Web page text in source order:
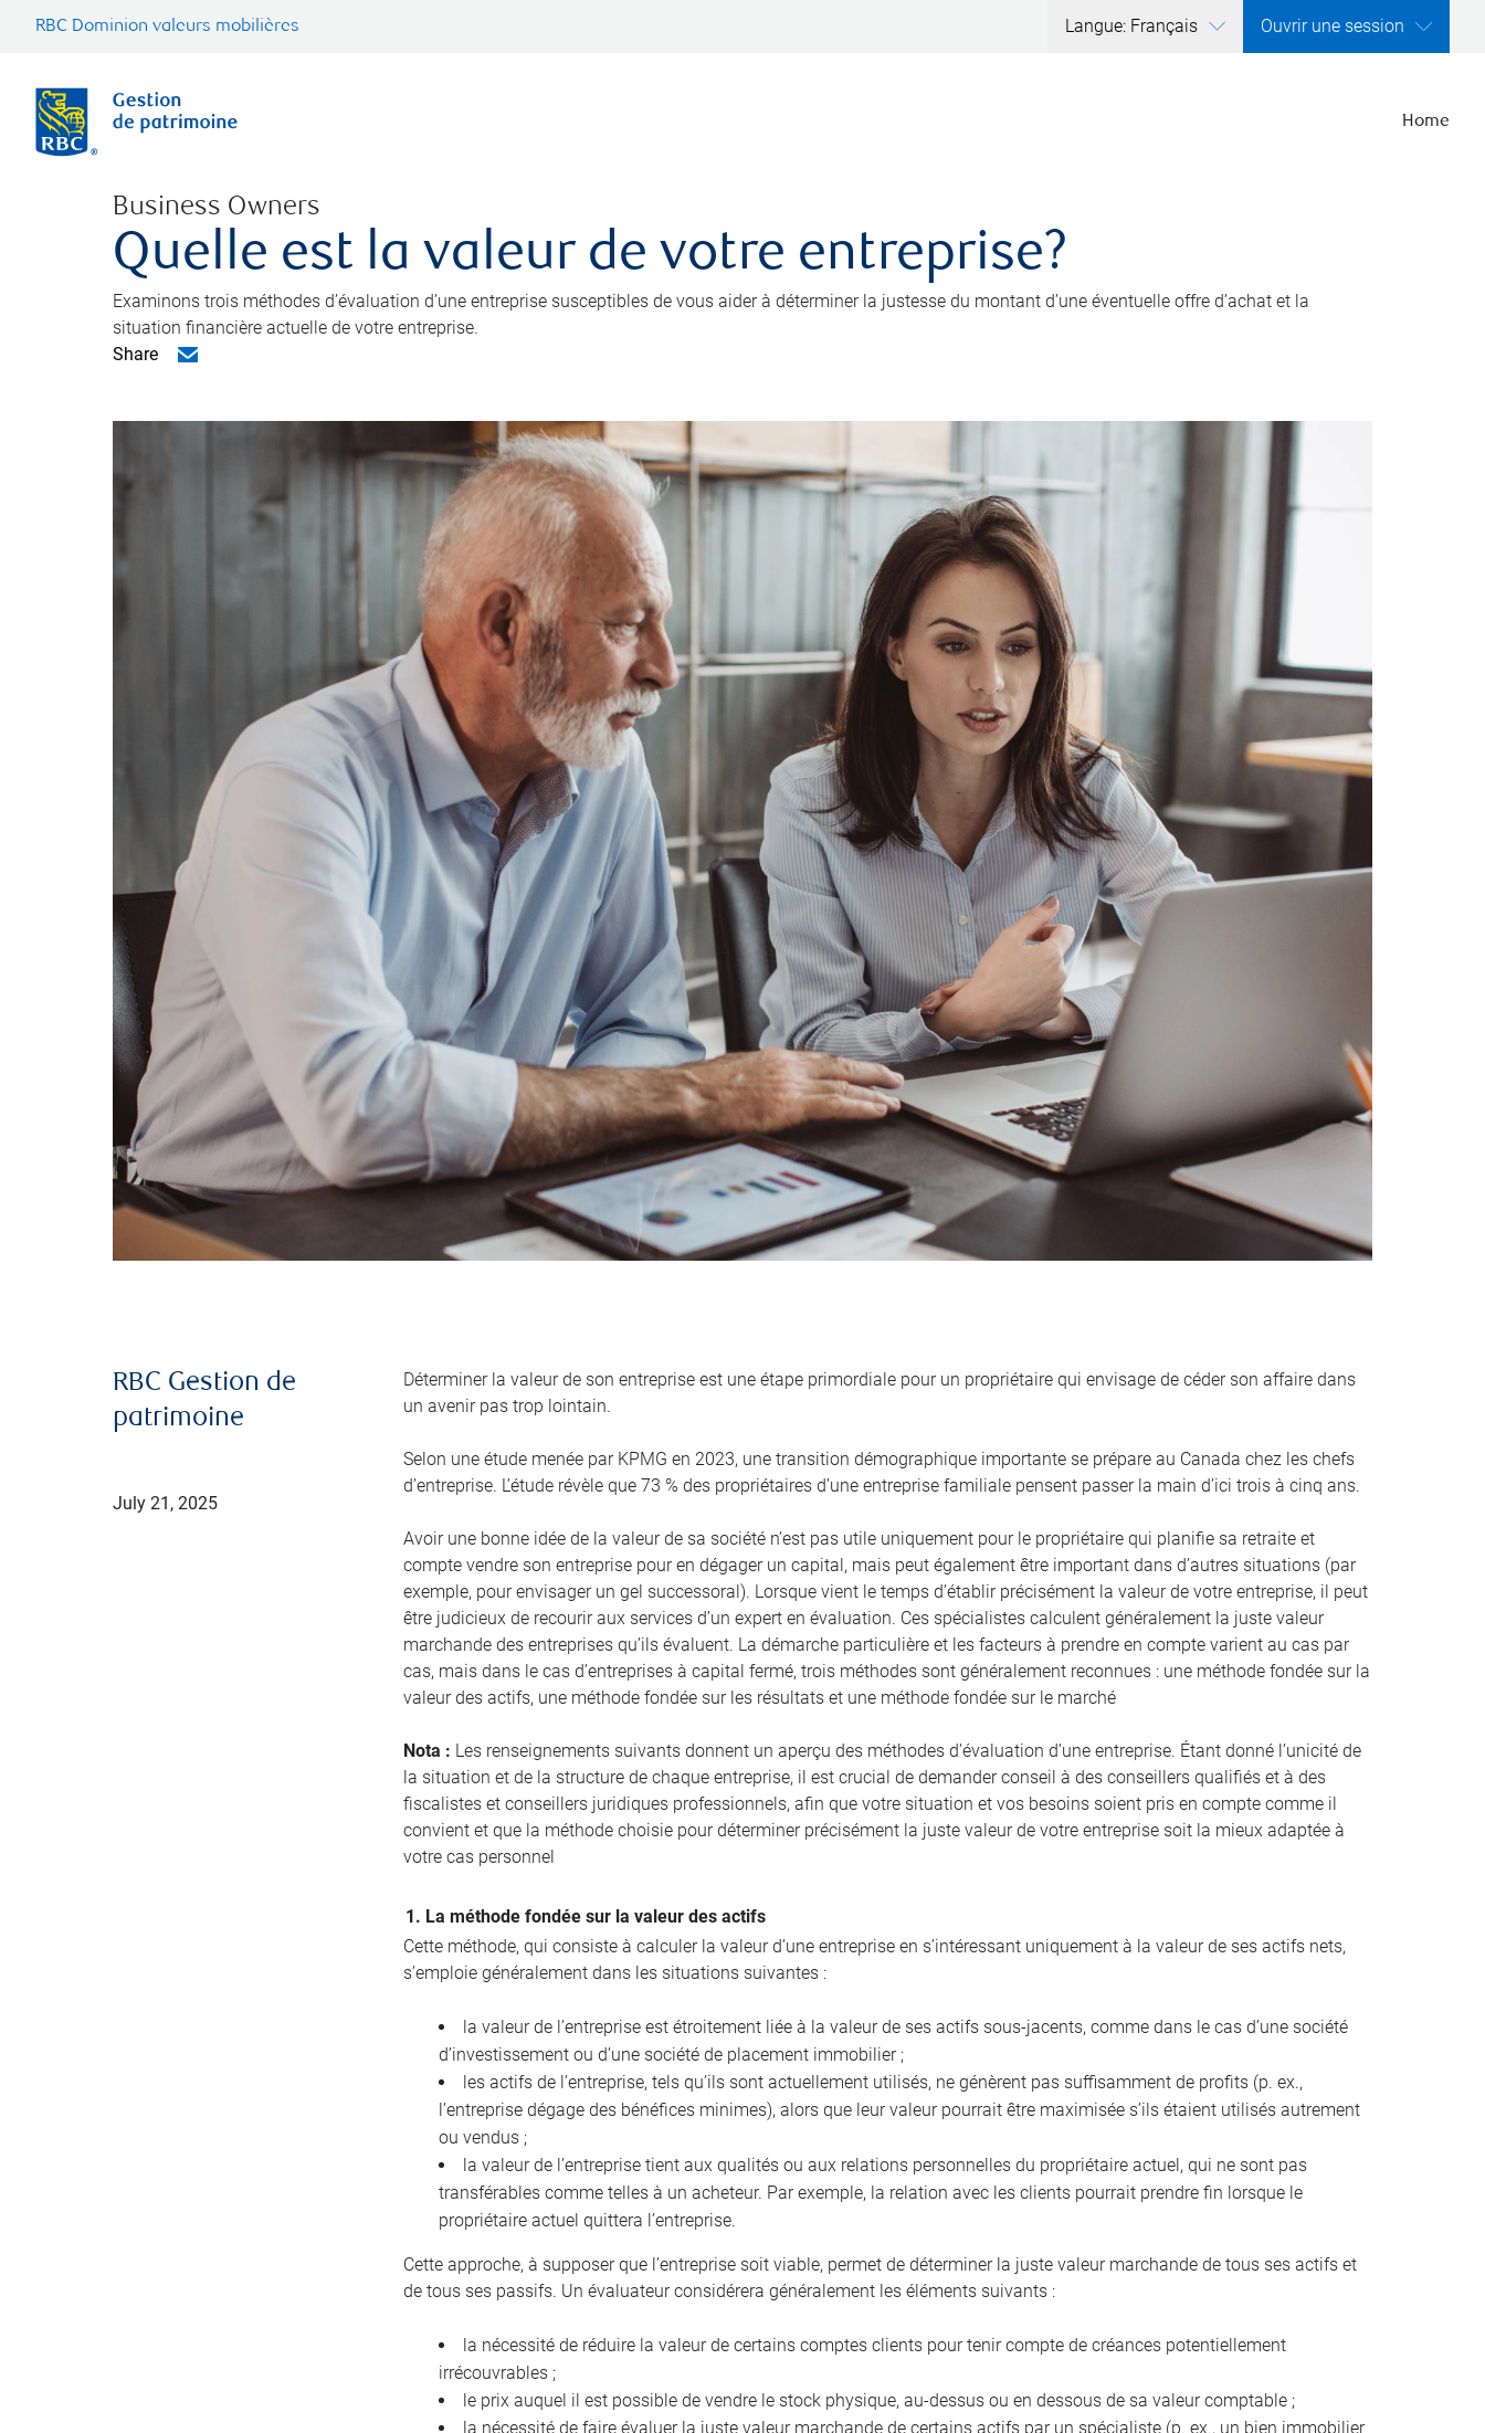
RBC Dominion valeurs mobilières Langue: Français Ouvrir une session
Home
Business Owners
Quelle est la valeur de votre entreprise?
Examinons trois méthodes d’évaluation d’une entreprise susceptibles de vous aider à déterminer la justesse du montant d’une éventuelle offre d’achat et la
situation financière actuelle de votre entreprise.
Share
RBC Gestion de
patrimoine
July 21, 2025
Déterminer la valeur de son entreprise est une étape primordiale pour un propriétaire qui envisage de céder son affaire dans
un avenir pas trop lointain.
Selon une étude menée par KPMG en 2023, une transition démographique importante se prépare au Canada chez les chefs
d’entreprise. L’étude révèle que 73 % des propriétaires d’une entreprise familiale pensent passer la main d’ici trois à cinq ans.
Avoir une bonne idée de la valeur de sa société n’est pas utile uniquement pour le propriétaire qui planifie sa retraite et
compte vendre son entreprise pour en dégager un capital, mais peut également être important dans d’autres situations (par
exemple, pour envisager un gel successoral). Lorsque vient le temps d’établir précisément la valeur de votre entreprise, il peut
être judicieux de recourir aux services d’un expert en évaluation. Ces spécialistes calculent généralement la juste valeur
marchande des entreprises qu’ils évaluent. La démarche particulière et les facteurs à prendre en compte varient au cas par
cas, mais dans le cas d’entreprises à capital fermé, trois méthodes sont généralement reconnues : une méthode fondée sur la
valeur des actifs, une méthode fondée sur les résultats et une méthode fondée sur le marché
Nota : Les renseignements suivants donnent un aperçu des méthodes d’évaluation d’une entreprise. Étant donné l’unicité de
la situation et de la structure de chaque entreprise, il est crucial de demander conseil à des conseillers qualifiés et à des
fiscalistes et conseillers juridiques professionnels, afin que votre situation et vos besoins soient pris en compte comme il
convient et que la méthode choisie pour déterminer précisément la juste valeur de votre entreprise soit la mieux adaptée à
votre cas personnel
1. La méthode fondée sur la valeur des actifs
Cette méthode, qui consiste à calculer la valeur d’une entreprise en s’intéressant uniquement à la valeur de ses actifs nets,
s’emploie généralement dans les situations suivantes :
la valeur de l’entreprise est étroitement liée à la valeur de ses actifs sous-jacents, comme dans le cas d’une société
d’investissement ou d’une société de placement immobilier ;
les actifs de l’entreprise, tels qu’ils sont actuellement utilisés, ne génèrent pas suffisamment de profits (p. ex.,
l’entreprise dégage des bénéfices minimes), alors que leur valeur pourrait être maximisée s’ils étaient utilisés autrement
ou vendus ;
la valeur de l’entreprise tient aux qualités ou aux relations personnelles du propriétaire actuel, qui ne sont pas
transférables comme telles à un acheteur. Par exemple, la relation avec les clients pourrait prendre fin lorsque le
propriétaire actuel quittera l’entreprise.
Cette approche, à supposer que l’entreprise soit viable, permet de déterminer la juste valeur marchande de tous ses actifs et
de tous ses passifs. Un évaluateur considérera généralement les éléments suivants :
la nécessité de réduire la valeur de certains comptes clients pour tenir compte de créances potentiellement
irrécouvrables ;
le prix auquel il est possible de vendre le stock physique, au-dessus ou en dessous de sa valeur comptable ;
la nécessité de faire évaluer la juste valeur marchande de certains actifs par un spécialiste (p. ex., un bien immobilier